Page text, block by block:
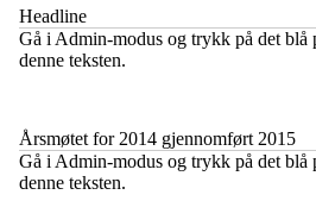
Headline
​Gå i Admin-modus og trykk på det blå
denne teksten.
Årsmøtet for 2014 gjennomført 2015
​Gå i Admin-modus og trykk på det blå
denne teksten.